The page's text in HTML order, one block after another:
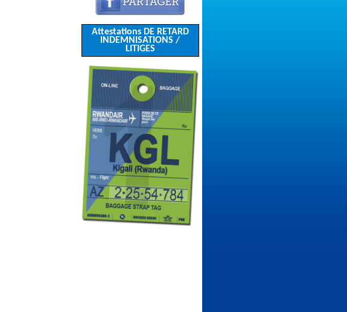
Attestations DE RETARD
INDEMNISATIONS /
LITIGES